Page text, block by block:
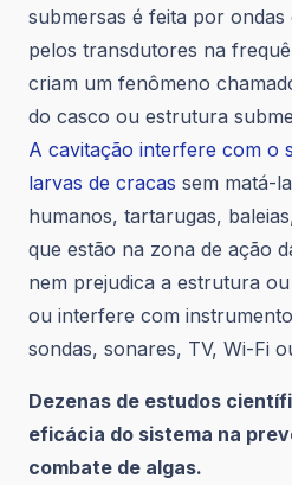
submersas é feita por ondas
pelos transdutores na
criam um fenômeno
do casco ou estrutura
A cavitação interfere com o
larvas de cracas sem matá-
humanos, tartarugas,
que estão na zona de ação
nem prejudica a estrutura
ou interfere com
sondas, sonares, TV, Wi-Fi
Dezenas de estudos
eficácia do sistema na
combate de algas.